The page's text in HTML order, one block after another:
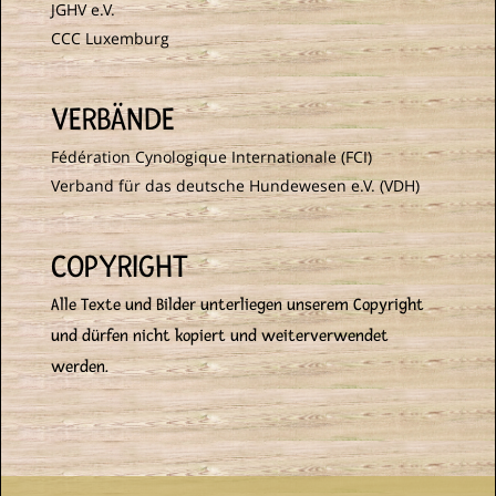
JGHV e.V.
CCC Luxemburg
VERBÄNDE
Fédération Cynologique Internationale (FCI)
Verband für das deutsche Hundewesen e.V. (VDH)
COPYRIGHT
Alle Texte und Bilder unterliegen unserem Copyright
und dürfen nicht kopiert und weiterverwendet
werden.